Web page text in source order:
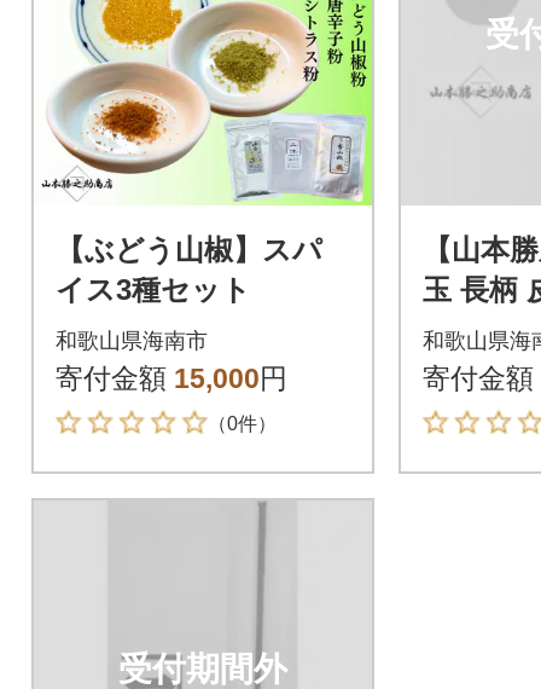
【ぶどう山椒】スパ
イス3種セット
和歌山県海南市
寄付金額 15,000円
（0件）
受
【山本
玉 長柄
うき
和歌山県海
寄付金額
受付期間外